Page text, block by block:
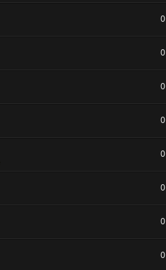
0
0
0
0
0
0
0
0